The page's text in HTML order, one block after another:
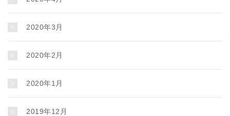
2020年3月
2020年2月
2020年1月
2019年12月